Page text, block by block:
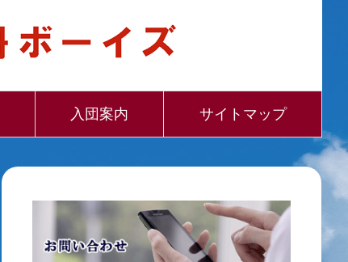
入団案内 サイトマップ